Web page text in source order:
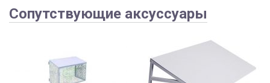
Сопутствующие аксуссуары